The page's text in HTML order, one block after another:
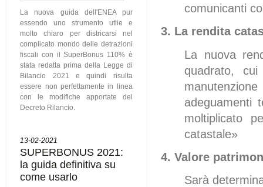
La nuova guida dell'ENEA pur
essendo uno strumento utlie e
molto chiaro per districarsi nel
complicato mondo delle detrazioni
fiscali con il SuperBonus 110% è
stata redatta prima della Legge di
Bilancio 2021 e quindi risulta
essere non perfettamente in linea
con le modifiche apportate del
Decreto Rilancio.
13-02-2021
SUPERBONUS 2021:
la guida definitiva su
come usarlo
comunicanti
3. La rendita
La nuova
quadrato,
adeguamenti
moltiplicato
catastale»
4. Valore
Sarà